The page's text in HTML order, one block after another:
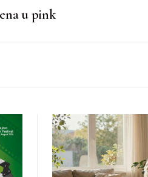
u pink